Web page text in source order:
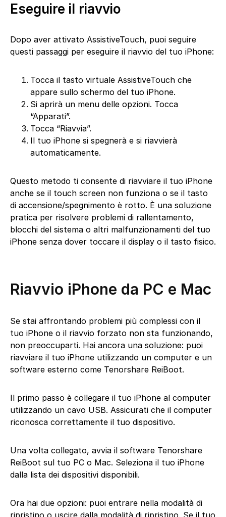
Eseguire il riavvio
Dopo aver attivato AssistiveTouch, puoi seguire
questi passaggi per eseguire il riavvio del tuo iPhone:
Tocca il tasto virtuale AssistiveTouch che
appare sullo schermo del tuo iPhone.
Si aprirà un menu delle opzioni. Tocca
“Apparati”.
Tocca “Riavvia”.
Il tuo iPhone si spegnerà e si riavvierà
automaticamente.
Questo metodo ti consente di riavviare il tuo iPhone
anche se il touch screen non funziona o se il tasto
di accensione/spegnimento è rotto. È una soluzione
pratica per risolvere problemi di rallentamento,
blocchi del sistema o altri malfunzionamenti del tuo
iPhone senza dover toccare il display o il tasto fisico.
Riavvio iPhone da PC e Mac
Se stai affrontando problemi più complessi con il
tuo iPhone o il riavvio forzato non sta funzionando,
non preoccuparti. Hai ancora una soluzione: puoi
riavviare il tuo iPhone utilizzando un computer e un
software esterno come Tenorshare ReiBoot.
Il primo passo è collegare il tuo iPhone al computer
utilizzando un cavo USB. Assicurati che il computer
riconosca correttamente il tuo dispositivo.
Una volta collegato, avvia il software Tenorshare
ReiBoot sul tuo PC o Mac. Seleziona il tuo iPhone
dalla lista dei dispositivi disponibili.
Ora hai due opzioni: puoi entrare nella modalità di
ripristino o uscire dalla modalità di ripristino. Se il tuo